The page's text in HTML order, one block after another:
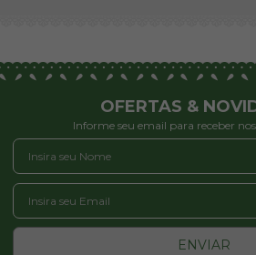
R$ 2,95
69
R$ 2,95
OFERTAS &
Informe seu email para receber
ENVIAR